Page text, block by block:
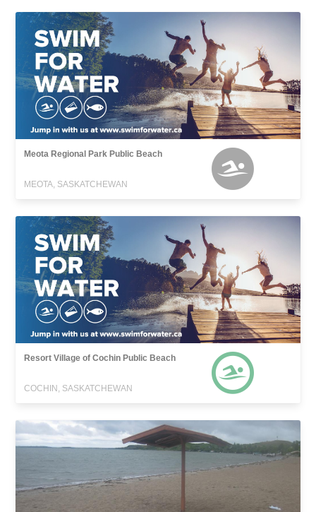
Meota Regional Park Public Beach
MEOTA, SASKATCHEWAN
Resort Village of Cochin Public Beach
COCHIN, SASKATCHEWAN